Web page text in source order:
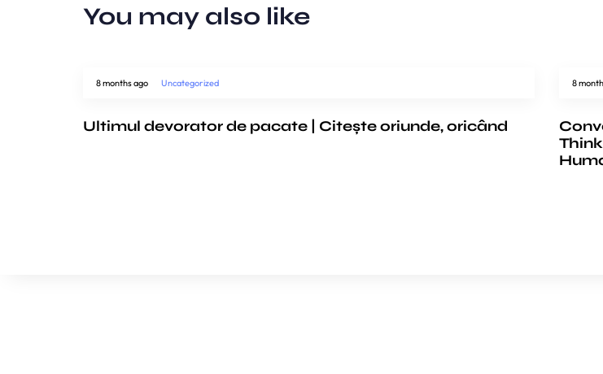
You may also like
8 months ago Uncategorized
Ultimul devorator de pacate | Citește oriunde, oricând
8